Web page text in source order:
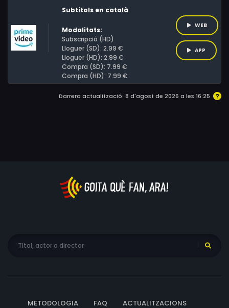
Subtítols en català
Modalitats:
Subscripció (HD)
Lloguer (SD): 2.99 €
Lloguer (HD): 2.99 €
Compra (SD): 7.99 €
Compra (HD): 7.99 €
WEB
APP
Darrera actualització: 8 d'agost de 2026 a les 16:25
METODOLOGIA FAQ ACTUALITZACIONS